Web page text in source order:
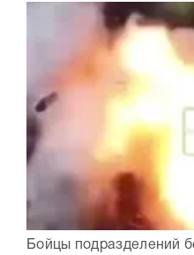
Бойцы подразделений